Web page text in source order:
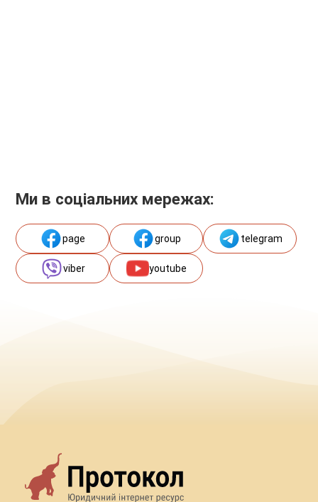
Ми в соціальних мережах:
page group telegram
viber youtube